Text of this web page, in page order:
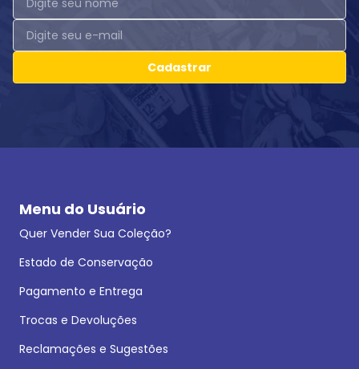
Cadastrar
Menu do Usuário
Quer Vender Sua Coleção?
Estado de Conservação
Pagamento e Entrega
Trocas e Devoluções
Reclamações e Sugestões